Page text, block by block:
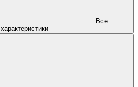
характеристики